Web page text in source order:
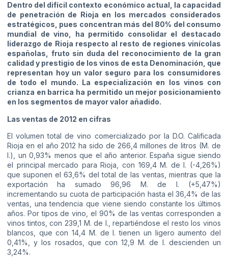
Dentro del difícil contexto económico actual, la capacidad
de penetración de Rioja en los mercados considerados
estratégicos, pues concentran más del 80% del consumo
mundial de vino, ha permitido consolidar el destacado
liderazgo de Rioja respecto al resto de regiones vinícolas
españolas, fruto sin duda del reconocimiento de la gran
calidad y prestigio de los vinos de esta Denominación, que
representan hoy un valor seguro para los consumidores
de todo el mundo. La especialización en los vinos con
crianza en barrica ha permitido un mejor posicionamiento
en los segmentos de mayor valor añadido.
Las ventas de 2012 en cifras
El volumen total de vino comercializado por la D.O. Calificada
Rioja en el año 2012 ha sido de 266,4 millones de litros (M. de
l.), un 0,93% menos que el año anterior. España sigue siendo
el principal mercado para Rioja, con 169,4 M. de l. (-4,26%)
que suponen el 63,6% del total de las ventas, mientras que la
exportación ha sumado 96,96 M. de l. (+5,47%)
incrementando su cuota de participación hasta el 36,4% de las
ventas, una tendencia que viene siendo constante los últimos
años. Por tipos de vino, el 90% de las ventas corresponden a
vinos tintos, con 239,1 M. de l., repartiéndose el resto los vinos
blancos, que con 14,4 M. de l. tienen un ligero aumento del
0,41%, y los rosados, que con 12,9 M. de l. descienden un
3,24%.